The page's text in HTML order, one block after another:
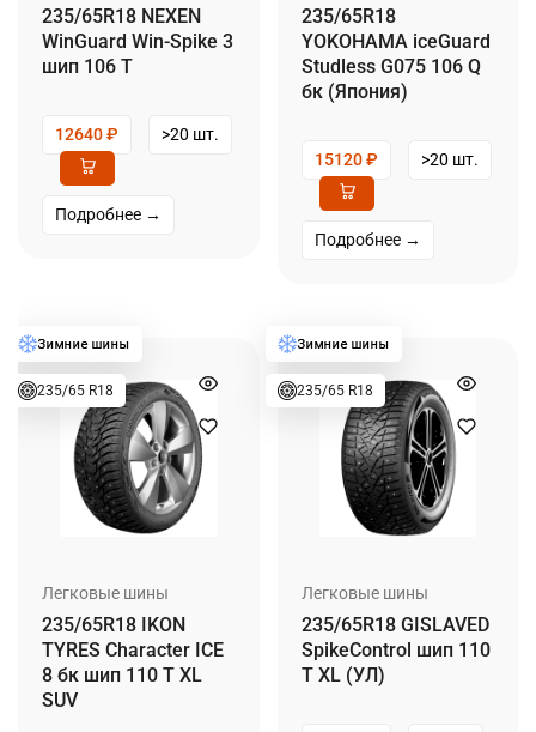
235/65R18 NEXEN
WinGuard Win-Spike 3
шип 106 T
12640₽ >20 шт.
Подробнее →
235/65R18
YOKOHAMA iceGuard
Studless G075 106 Q
бк (Япония)
15120₽ >20 шт.
Подробнее →
235/65 R18
Легковые шины
235/65R18 IKON
TYRES Character ICE
8 бк шип 110 T XL
SUV
235/65 R18
Легковые шины
235/65R18 GISLAVED
SpikeControl шип 110
T XL (УЛ)